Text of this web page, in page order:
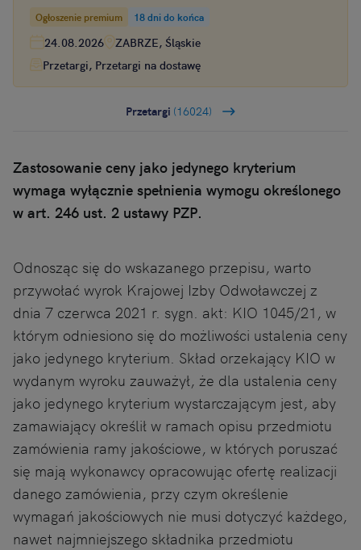
Ogłoszenie premium 18 dni do końca
24.08.2026
ZABRZE, Śląskie
Przetargi, Przetargi na dostawę
Przetargi (16024)
Zastosowanie ceny jako jedynego kryterium
wymaga wyłącznie spełnienia wymogu określonego
w art. 246 ust. 2 ustawy PZP.
Odnosząc się do wskazanego przepisu, warto
przywołać wyrok Krajowej Izby Odwoławczej z
dnia 7 czerwca 2021 r. sygn. akt: KIO 1045/21, w
którym odniesiono się do możliwości ustalenia ceny
jako jedynego kryterium. Skład orzekający KIO w
wydanym wyroku zauważył, że dla ustalenia ceny
jako jedynego kryterium wystarczającym jest, aby
zamawiający określił w ramach opisu przedmiotu
zamówienia ramy jakościowe, w których poruszać
się mają wykonawcy opracowując ofertę realizacji
danego zamówienia, przy czym określenie
wymagań jakościowych nie musi dotyczyć każdego,
nawet najmniejszego składnika przedmiotu